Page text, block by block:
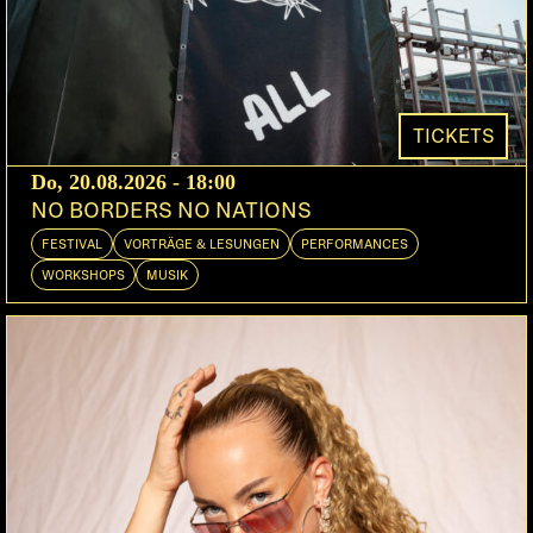
destruktivstes Projekt.
In seiner Biographie (kknull.com) als
improvisierendes Rock-Trio bezeichnet, liegen bei
der Musik, wie sie das Debut «Killsonic Action»
(1984) auf dem deutschen Dossier-Label
dokumentiert, Begriffe wie post-industrielles
Chaos, post-apokalyptischer Doom, Grenzerfahrung
der dritten Art auf der Hand.
Ein Festival in St. Petersburg hat A.N.P. für einen
seiner Entwicklung, eine neue Version des Projekts
mit Seijiro Murayama, dem Original-Drummer von
Keiji Hainos weit über Japan hinaus
einflussreichem Trio Fushitsusha, begründet hat.
TICKETS
Do, 20.08.2026 - 18:00
NO BORDERS NO NATIONS
FESTIVAL VORTRÄGE & LESUNGEN PERFORMANCES
WORKSHOPS MUSIK